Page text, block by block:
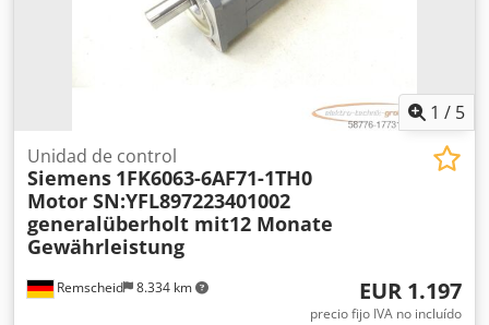
1 / 5
Remscheid 8.334 km
Unidad de control
Siemens 1FK6063-6AF71-1TH0
Motor SN:YFL897223401002
generalüberholt mit12 Monate
Gewährleistung
EUR 1.197
precio fijo IVA no incluído